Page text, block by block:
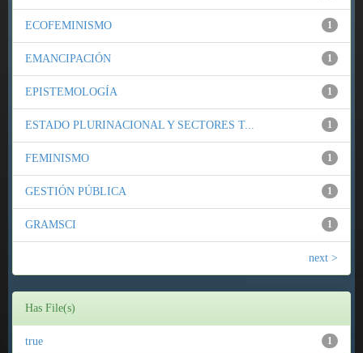
1
ECOFEMINISMO
1
EMANCIPACIÓN
1
EPISTEMOLOGÍA
1
ESTADO PLURINACIONAL Y SECTORES T...
1
FEMINISMO
1
GESTIÓN PÚBLICA
1
GRAMSCI
next >
Has File(s)
1
true